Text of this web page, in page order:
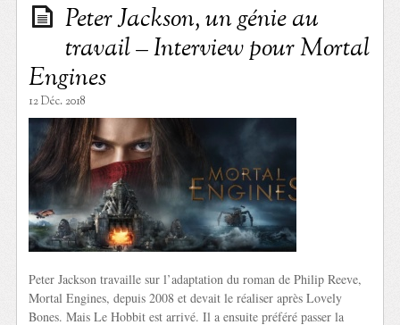
Peter Jackson, un génie au
travail – Interview pour Mortal
Engines
12 Déc. 2018
Peter Jackson travaille sur l’adaptation du roman de Philip Reeve,
Mortal Engines, depuis 2008 et devait le réaliser après Lovely
Bones. Mais Le Hobbit est arrivé. Il a ensuite préféré passer la